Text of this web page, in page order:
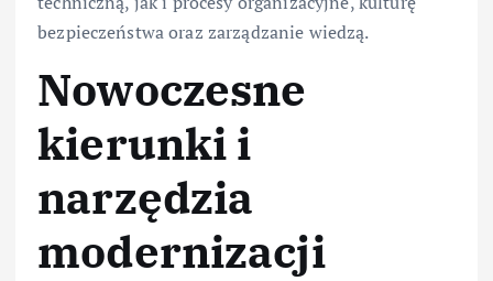
bezpieczeństwa oraz zarządzanie wiedzą.
Nowoczesne
kierunki i
narzędzia
modernizacji